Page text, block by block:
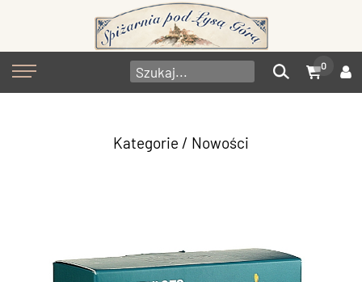
0
Kategorie / Nowości